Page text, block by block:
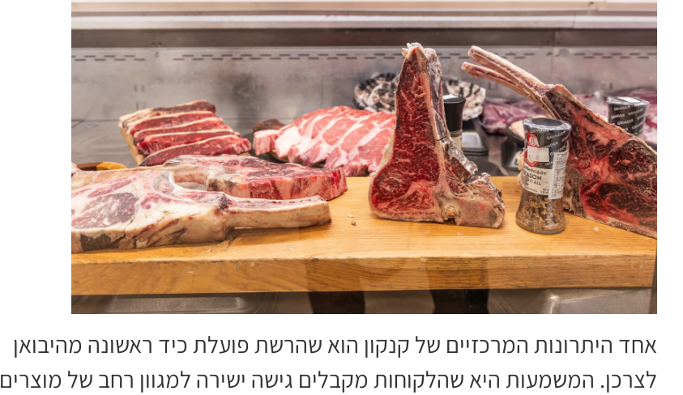
אחד היתרונות המרכזיים של קנקון הוא שהרשת פועלת כיד ראשונה מהיבואן
לצרכן. המשמעות היא שהלקוחות מקבלים גישה ישירה למגוון רחב של מוצרים